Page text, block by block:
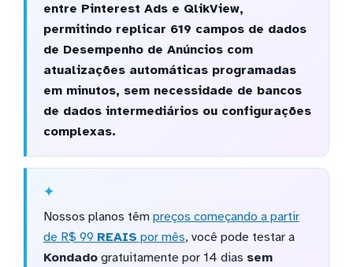
entre Pinterest Ads e QlikView,
permitindo replicar 619 campos de dados
de Desempenho de Anúncios com
atualizações automáticas programadas
em minutos, sem necessidade de bancos
de dados intermediários ou configurações
complexas.
Nossos planos têm preços começando a partir
de R$ 99 REAIS por mês, você pode testar a
Kondadogratuitamente por 14 dias sem